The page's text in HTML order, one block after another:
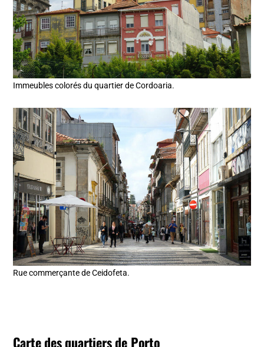
Immeubles colorés du quartier de Cordoaria.
Rue commerçante de Ceidofeta.
Carte des quartiers de Porto